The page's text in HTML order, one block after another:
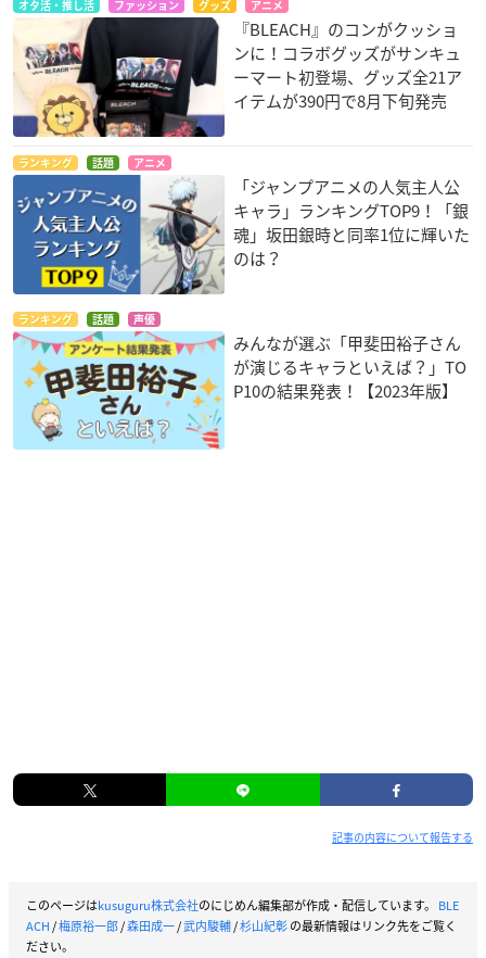
オタ活・推し活 ファッション グッズ アニメ
『BLEACH』のコンがクッショ
ンに！コラボグッズがサンキュ
ーマート初登場、グッズ全21ア
イテムが390円で8月下旬発売
ランキング 話題 アニメ
「ジャンプアニメの人気主人公
キャラ」ランキングTOP9！「銀
魂」坂田銀時と同率1位に輝いた
のは？
ランキング 話題 声優
みんなが選ぶ「甲斐田裕子さん
が演じるキャラといえば？」TO
P10の結果発表！【2023年版】
記事の内容について報告する
このページはkusuguru株式会社のにじめん編集部が作成・配信しています。 BLE
ACH/梅原裕一郎/森田成一/武内駿輔/杉山紀彰の最新情報はリンク先をご覧く
ださい。